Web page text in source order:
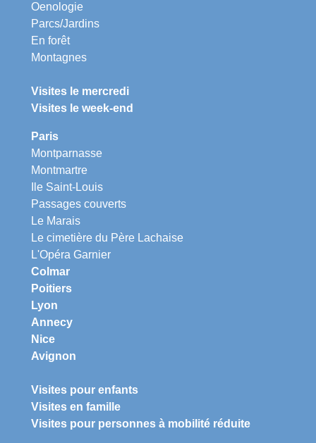
Oenologie
Parcs/Jardins
En forêt
Montagnes
Visites le mercredi
Visites le week-end
Paris
Montparnasse
Montmartre
Ile Saint-Louis
Passages couverts
Le Marais
Le cimetière du Père Lachaise
L'Opéra Garnier
Colmar
Poitiers
Lyon
Annecy
Nice
Avignon
Visites pour enfants
Visites en famille
Visites pour personnes à mobilité réduite